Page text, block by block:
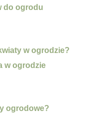
do ogrodu
w ogrodzie?
w ogrodzie
ogrodowe?